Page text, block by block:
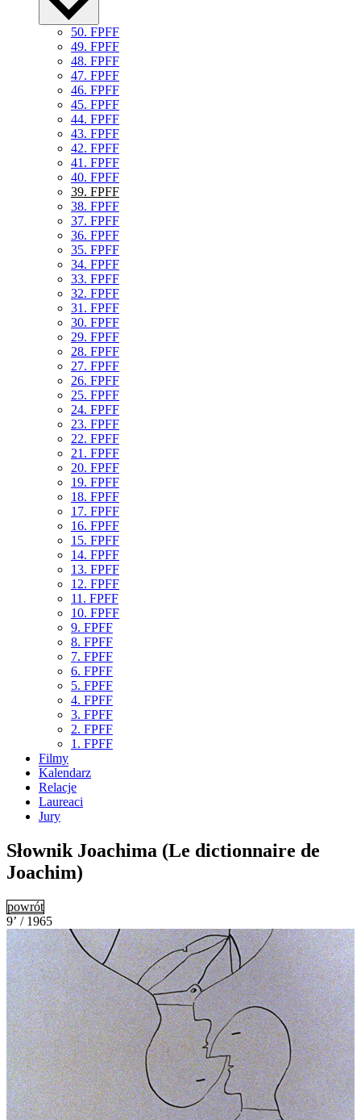
50. FPFF
49. FPFF
48. FPFF
47. FPFF
46. FPFF
45. FPFF
44. FPFF
43. FPFF
42. FPFF
41. FPFF
40. FPFF
39. FPFF
38. FPFF
37. FPFF
36. FPFF
35. FPFF
34. FPFF
33. FPFF
32. FPFF
31. FPFF
30. FPFF
29. FPFF
28. FPFF
27. FPFF
26. FPFF
25. FPFF
24. FPFF
23. FPFF
22. FPFF
21. FPFF
20. FPFF
19. FPFF
18. FPFF
17. FPFF
16. FPFF
15. FPFF
14. FPFF
13. FPFF
12. FPFF
11. FPFF
10. FPFF
9. FPFF
8. FPFF
7. FPFF
6. FPFF
5. FPFF
4. FPFF
3. FPFF
2. FPFF
1. FPFF
Filmy
Kalendarz
Relacje
Laureaci
Jury
Słownik Joachima (Le dictionnaire de
Joachim)
powrót
9’ / 1965